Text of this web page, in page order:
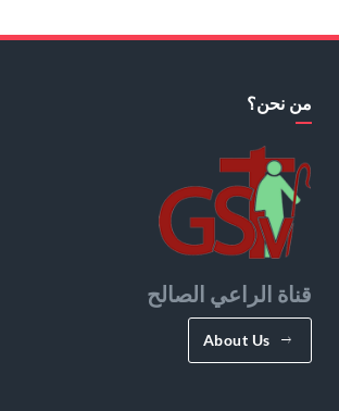
من نحن؟
قناة الراعي الصالح
About Us